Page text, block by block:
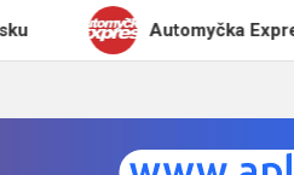
Automyčka Express slaví